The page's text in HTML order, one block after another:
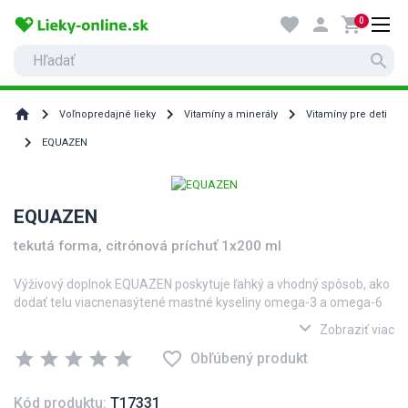
search
favorite person shopping_cart0
home Voľnopredajné lieky Vitamíny a minerály Vitamíny pre deti
EQUAZEN
EQUAZEN
tekutá forma, citrónová príchuť 1x200 ml
Výživový doplnok EQUAZEN poskytuje ľahký a vhodný spôsob, ako
dodať telu viacnenasýtené mastné kyseliny omega-3 a omega-6
výlučne prírodné, vysoko kvalitné zložky. Zdrojom rybieho oleja sú
sardinky a sardely, známe tým, že obsahujú prirodzene vysoké
expand_more Zobraziť viac
star star star star star favorite_border Obľúbený produkt
Kód produktu: T17331